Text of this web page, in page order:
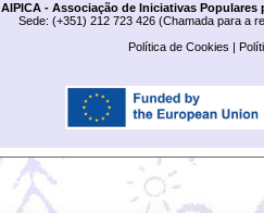
AIPICA - Associação de Iniciativas
Sede: (+351) 212 723 426 (Chamada para a
Política de Cookies |